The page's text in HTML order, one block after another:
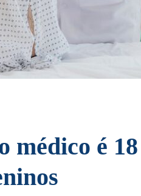
médico é 18